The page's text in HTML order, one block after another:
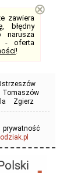
zawiera
błędny
narusza
- oferta
!
⊗
Tomaszów
Zgierz
prywatność